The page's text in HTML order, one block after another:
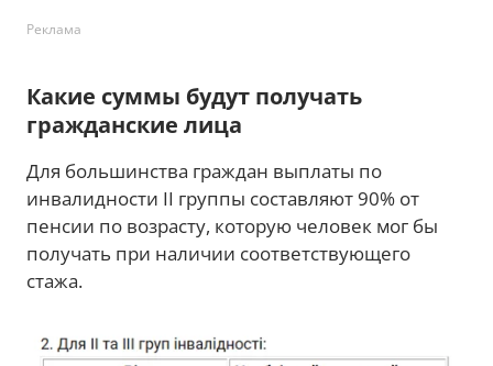
Реклама
Какие суммы будут получать
гражданские лица
Для большинства граждан выплаты по
инвалидности II группы составляют 90% от
пенсии по возрасту, которую человек мог бы
получать при наличии соответствующего
стажа.